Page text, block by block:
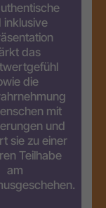
inklusive
das
die
mit
und
sie zu einer
Teilhabe
am